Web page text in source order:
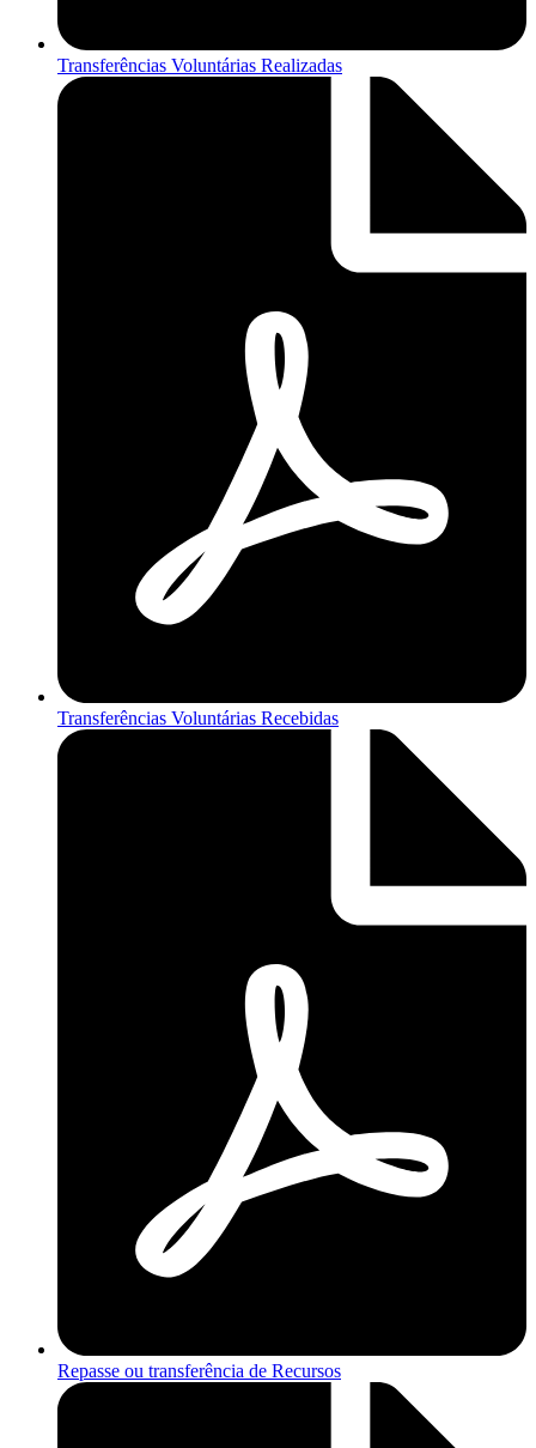
Transferências Voluntárias Realizadas
Transferências Voluntárias Recebidas
Repasse ou transferência de Recursos